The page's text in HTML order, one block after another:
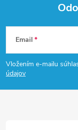
Z
á
p
Email
Vložením e-mailu
údajov